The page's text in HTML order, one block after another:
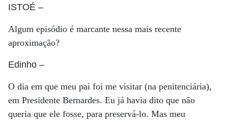
ISTOÉ –
Algum episódio é marcante nessa mais recente
aproximação?
Edinho –
O dia em que meu pai foi me visitar (na penitenciária),
em Presidente Bernardes. Eu já havia dito que não
queria que ele fosse, para preservá-lo. Mas meu